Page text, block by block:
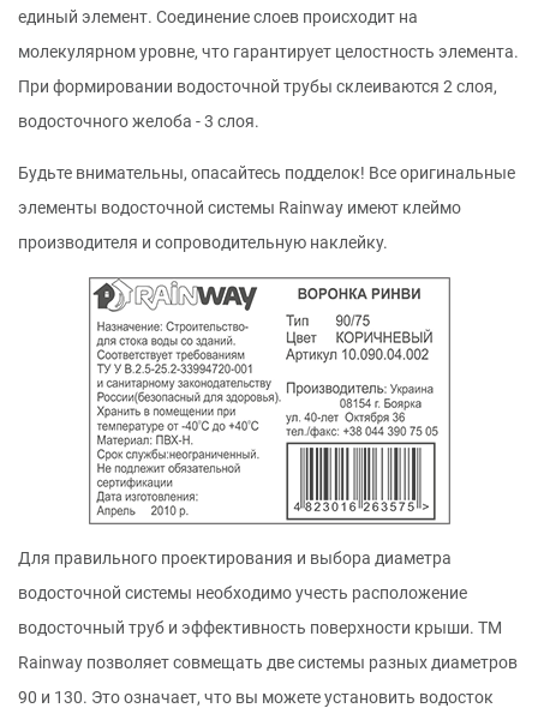
единый элемент. Соединение слоев происходит на
молекулярном уровне, что гарантирует целостность элемента.
При формировании водосточной трубы склеиваются 2 слоя,
водосточного желоба - 3 слоя.
Будьте внимательны, опасайтесь подделок! Все оригинальные
элементы водосточной системы Rainway имеют клеймо
производителя и сопроводительную наклейку.
Для правильного проектирования и выбора диаметра
водосточной системы необходимо учесть расположение
водосточный труб и эффективность поверхности крыши. ТМ
Rainway позволяет совмещать две системы разных диаметров
90 и 130. Это означает, что вы можете установить водосток